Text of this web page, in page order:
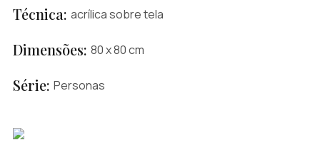
Técnica: acrílica sobre tela
Dimensões: 80 x 80 cm
Série: Personas